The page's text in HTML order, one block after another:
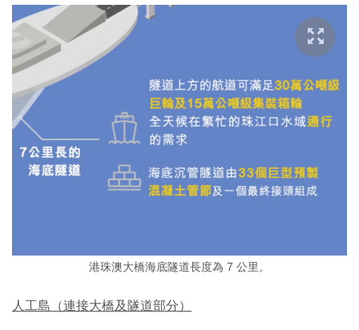
港珠澳大橋海底隧道長度為 7 公里。
人工島（連接大橋及隧道部分）